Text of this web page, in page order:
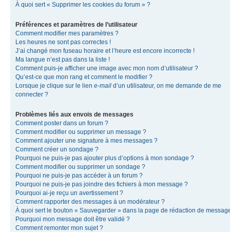
À quoi sert « Supprimer les cookies du forum » ?
Préférences et paramètres de l’utilisateur
Comment modifier mes paramètres ?
Les heures ne sont pas correctes !
J’ai changé mon fuseau horaire et l’heure est encore incorrecte !
Ma langue n’est pas dans la liste !
Comment puis-je afficher une image avec mon nom d’utilisateur ?
Qu’est-ce que mon rang et comment le modifier ?
Lorsque je clique sur le lien e-mail d’un utilisateur, on me demande de me
connecter ?
Problèmes liés aux envois de messages
Comment poster dans un forum ?
Comment modifier ou supprimer un message ?
Comment ajouter une signature à mes messages ?
Comment créer un sondage ?
Pourquoi ne puis-je pas ajouter plus d’options à mon sondage ?
Comment modifier ou supprimer un sondage ?
Pourquoi ne puis-je pas accéder à un forum ?
Pourquoi ne puis-je pas joindre des fichiers à mon message ?
Pourquoi ai-je reçu un avertissement ?
Comment rapporter des messages à un modérateur ?
À quoi sert le bouton « Sauvegarder » dans la page de rédaction de
Pourquoi mon message doit être validé ?
Comment remonter mon sujet ?